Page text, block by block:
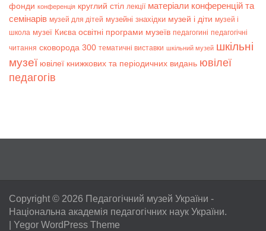
фонди конференція круглий стіл лекції матеріали конференцій та
семінарів музей для дітей музейні знахідки музей і діти музей і
школа музеї Києва освітні програми музеїв педагогині педагогічні
читання сковорода 300 тематичні виставки шкільний музей шкільні
музеї ювілеї книжкових та періодичних видань ювілеї
педагогів
Copyright © 2026 Педагогічний музей України -
Національна академія педагогічних наук України.
Yegor WordPress Theme